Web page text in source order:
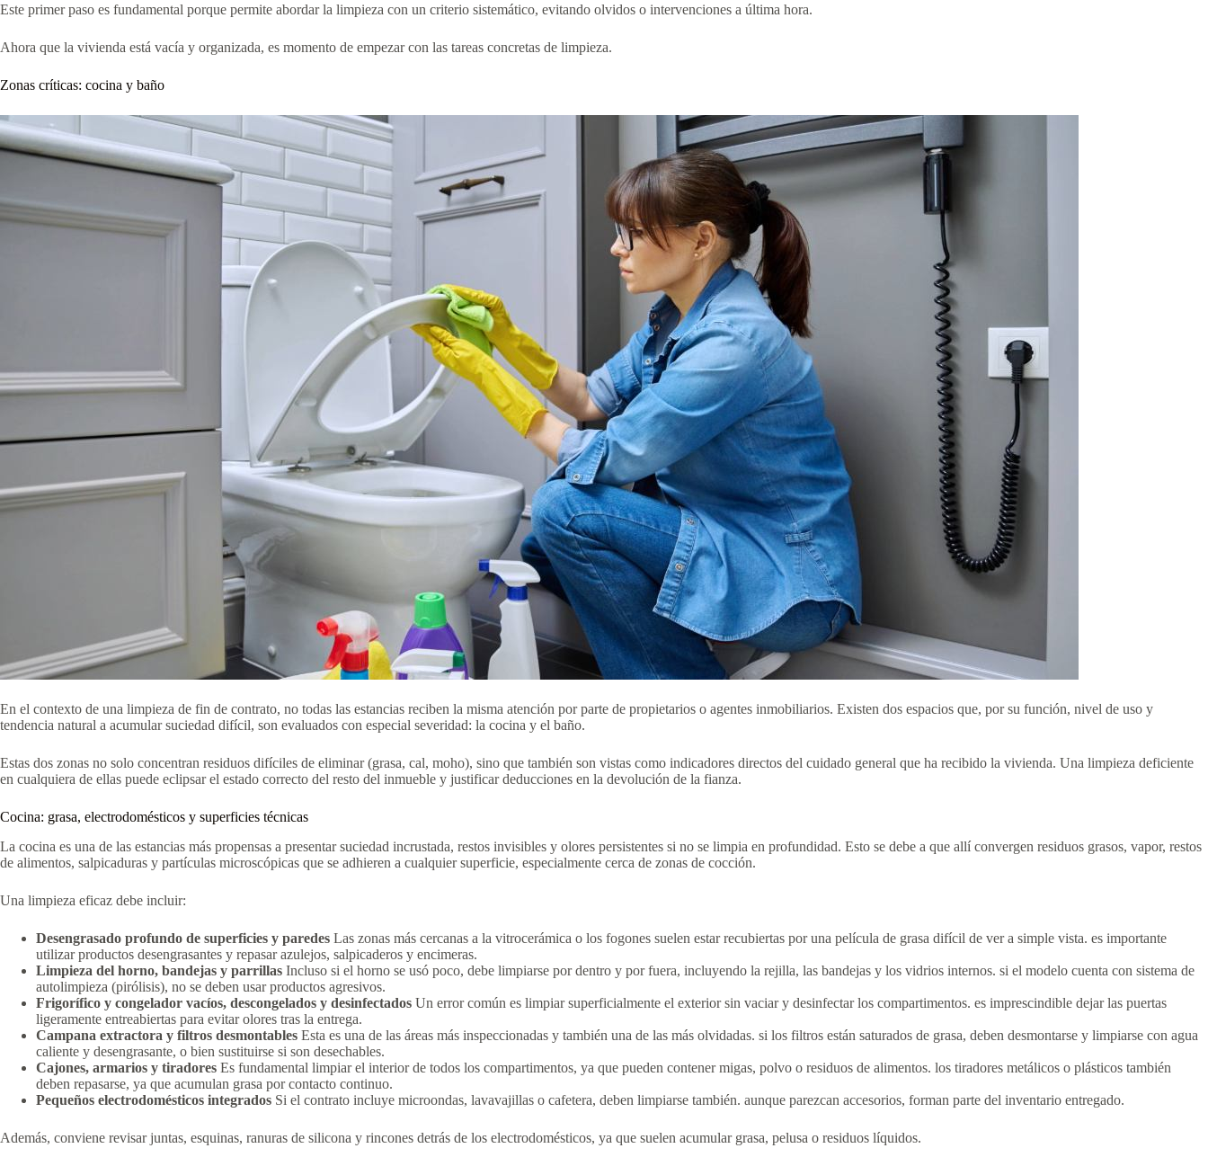
Este primer paso es fundamental porque permite abordar la limpieza con un criterio sistemático, evitando olvidos o intervenciones a última hora.
Ahora que la vivienda está vacía y organizada, es momento de empezar con las tareas concretas de limpieza.
Zonas críticas: cocina y baño
En el contexto de una limpieza de fin de contrato, no todas las estancias reciben la misma atención por parte de propietarios o agentes inmobiliarios. Existen dos espacios que, por su función, nivel de uso y
tendencia natural a acumular suciedad difícil, son evaluados con especial severidad: la cocina y el baño.
Estas dos zonas no solo concentran residuos difíciles de eliminar (grasa, cal, moho), sino que también son vistas como indicadores directos del cuidado general que ha recibido la vivienda. Una limpieza deficiente
en cualquiera de ellas puede eclipsar el estado correcto del resto del inmueble y justificar deducciones en la devolución de la fianza.
Cocina: grasa, electrodomésticos y superficies técnicas
La cocina es una de las estancias más propensas a presentar suciedad incrustada, restos invisibles y olores persistentes si no se limpia en profundidad. Esto se debe a que allí convergen residuos grasos, vapor, restos
de alimentos, salpicaduras y partículas microscópicas que se adhieren a cualquier superficie, especialmente cerca de zonas de cocción.
Una limpieza eficaz debe incluir:
Desengrasado profundo de superficies y paredes Las zonas más cercanas a la vitrocerámica o los fogones suelen estar recubiertas por una película de grasa difícil de ver a simple vista. es importante
utilizar productos desengrasantes y repasar azulejos, salpicaderos y encimeras.
Limpieza del horno, bandejas y parrillas Incluso si el horno se usó poco, debe limpiarse por dentro y por fuera, incluyendo la rejilla, las bandejas y los vidrios internos. si el modelo cuenta con sistema de
autolimpieza (pirólisis), no se deben usar productos agresivos.
Frigorífico y congelador vacíos, descongelados y desinfectados Un error común es limpiar superficialmente el exterior sin vaciar y desinfectar los compartimentos. es imprescindible dejar las puertas
ligeramente entreabiertas para evitar olores tras la entrega.
Campana extractora y filtros desmontables Esta es una de las áreas más inspeccionadas y también una de las más olvidadas. si los filtros están saturados de grasa, deben desmontarse y limpiarse con agua
caliente y desengrasante, o bien sustituirse si son desechables.
Cajones, armarios y tiradores Es fundamental limpiar el interior de todos los compartimentos, ya que pueden contener migas, polvo o residuos de alimentos. los tiradores metálicos o plásticos también
deben repasarse, ya que acumulan grasa por contacto continuo.
Pequeños electrodomésticos integrados Si el contrato incluye microondas, lavavajillas o cafetera, deben limpiarse también. aunque parezcan accesorios, forman parte del inventario entregado.
Además, conviene revisar juntas, esquinas, ranuras de silicona y rincones detrás de los electrodomésticos, ya que suelen acumular grasa, pelusa o residuos líquidos.